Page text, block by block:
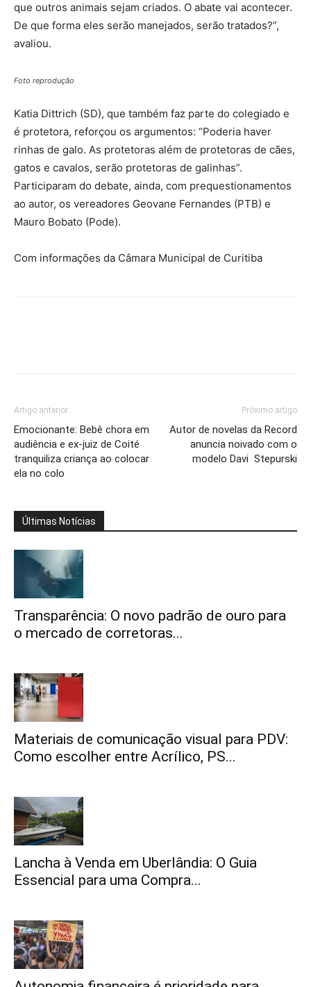
que outros animais sejam criados. O abate vai acontecer.
De que forma eles serão manejados, serão tratados?”,
avaliou.
Foto reprodução
Katia Dittrich (SD), que também faz parte do colegiado e
é protetora, reforçou os argumentos: “Poderia haver
rinhas de galo. As protetoras além de protetoras de cães,
gatos e cavalos, serão protetoras de galinhas”.
Participaram do debate, ainda, com prequestionamentos
ao autor, os vereadores Geovane Fernandes (PTB) e
Mauro Bobato (Pode).
Com informações da Câmara Municipal de Curitiba
Artigo anterior
Emocionante: Bebê chora em
audiência e ex-juiz de Coité
tranquiliza criança ao colocar
ela no colo
Próximo artigo
Autor de novelas da Record
anuncia noivado com o
modelo Davi Stepurski
Últimas Notícias
Transparência: O novo padrão de ouro para
o mercado de corretoras...
Materiais de comunicação visual para PDV:
Como escolher entre Acrílico, PS...
Lancha à Venda em Uberlândia: O Guia
Essencial para uma Compra...